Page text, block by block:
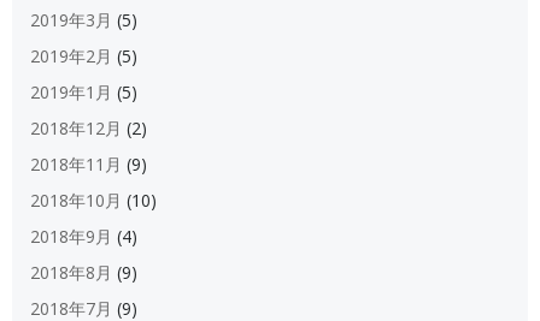
2019年3月 (5)
2019年2月 (5)
2019年1月 (5)
2018年12月 (2)
2018年11月 (9)
2018年10月 (10)
2018年9月 (4)
2018年8月 (9)
2018年7月 (9)